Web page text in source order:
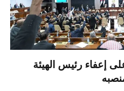
إعفاء رئيس الهيئة